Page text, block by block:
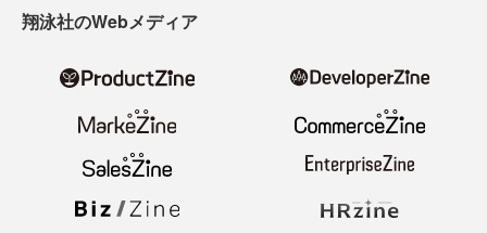
翔泳社のWebメディア